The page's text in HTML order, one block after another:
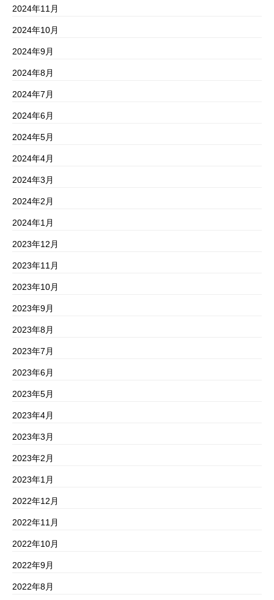
2024年11月
2024年10月
2024年9月
2024年8月
2024年7月
2024年6月
2024年5月
2024年4月
2024年3月
2024年2月
2024年1月
2023年12月
2023年11月
2023年10月
2023年9月
2023年8月
2023年7月
2023年6月
2023年5月
2023年4月
2023年3月
2023年2月
2023年1月
2022年12月
2022年11月
2022年10月
2022年9月
2022年8月